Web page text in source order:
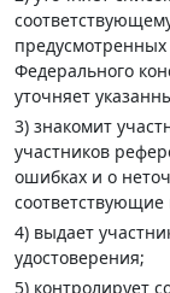
предусмотренных
Федерального
уточняет
3) знакомит
участников
ошибках и о
4) выдает
удостоверения;
5) контролирует